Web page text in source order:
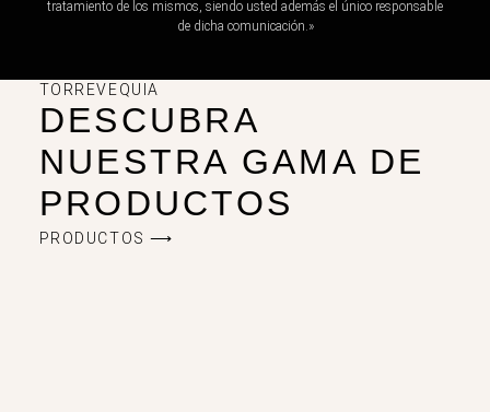
tratamiento de los mismos, siendo usted además el único responsable
de dicha comunicación.»
TORREVEQUIA
DESCUBRA
NUESTRA GAMA DE
PRODUCTOS
PRODUCTOS ⟶